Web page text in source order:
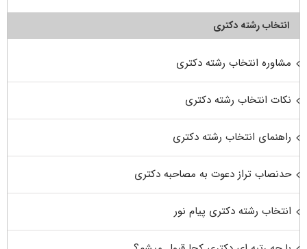
انتخاب رشته دکتری
مشاوره انتخاب رشته دکتری
نکات انتخاب رشته دکتری
راهنمای انتخاب رشته دکتری
حدنصاب تراز دعوت به مصاحبه دکتری
انتخاب رشته دکتری پیام نور